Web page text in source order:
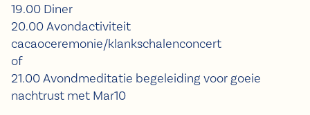
19.00 Diner
20.00 Avondactiviteit
cacaoceremonie/klankschalenconcert
of
21.00 Avondmeditatie begeleiding voor goeie
nachtrust met Mar10